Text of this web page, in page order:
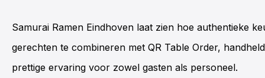
Samurai Ramen Eindhoven laat zien hoe authentieke
gerechten te combineren met QR Table Order,
prettige ervaring voor zowel gasten als personeel.